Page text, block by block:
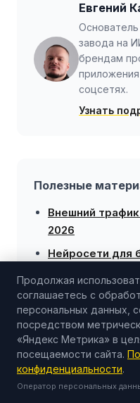
Евгений
завода на
брендам
соцсетях.
Узнать
Полезные
Внешний
2026
Нейросети для
Контент-завод
Источники: отчётыData
рынку РФ 2025, аналитика
видеоконтенту, статистика
и соцсети Instagram*,
Продолжая
соглашаетесь с
персональных данных,
посредством
«Яндекс Метрика» в
посещаемости сайта.
конфиденциальности.
Оператор персональных